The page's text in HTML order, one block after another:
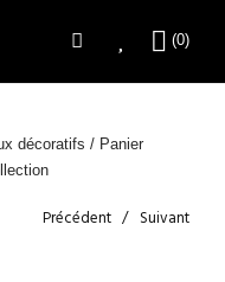
décoratifs / Panier
Précédent Suivant